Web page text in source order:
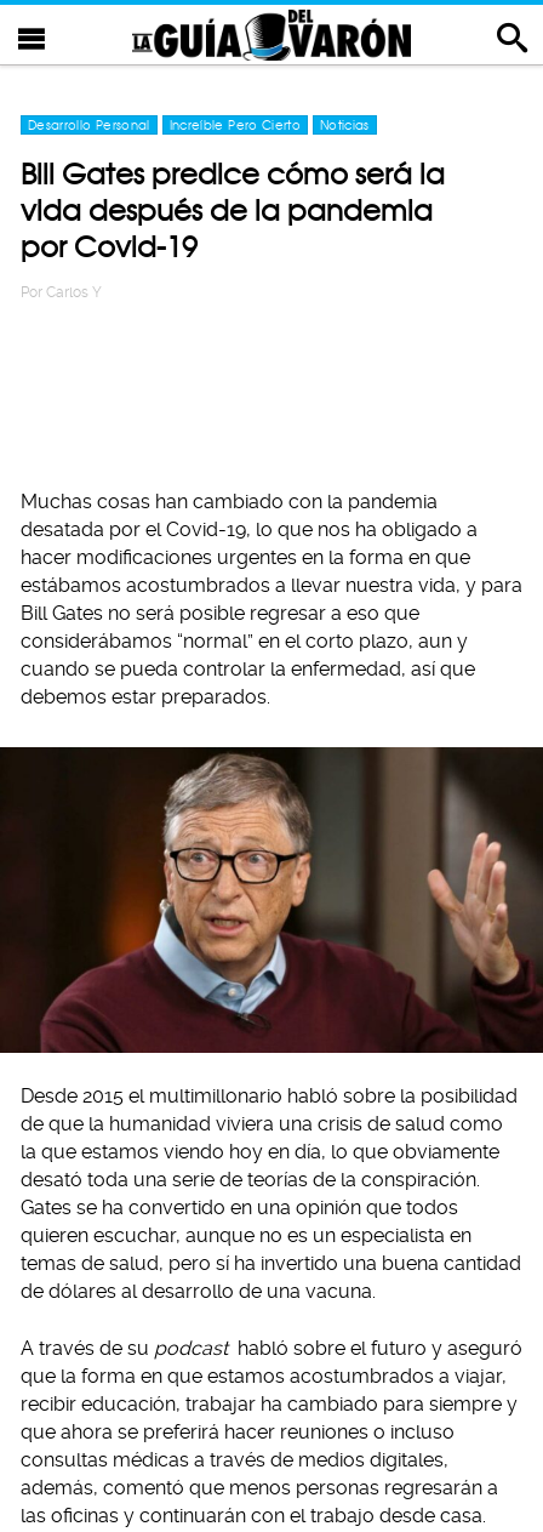
Desarrollo Personal Increíble Pero Cierto Noticias
Bill Gates predice cómo será la
vida después de la pandemia
por Covid-19
Por Carlos Y
Muchas cosas han cambiado con la pandemia
desatada por el Covid-19, lo que nos ha obligado a
hacer modificaciones urgentes en la forma en que
estábamos acostumbrados a llevar nuestra vida, y para
Bill Gates no será posible regresar a eso que
considerábamos “normal” en el corto plazo, aun y
cuando se pueda controlar la enfermedad, así que
debemos estar preparados.
Desde 2015 el multimillonario habló sobre la posibilidad
de que la humanidad viviera una crisis de salud como
la que estamos viendo hoy en día, lo que obviamente
desató toda una serie de teorías de la conspiración.
Gates se ha convertido en una opinión que todos
quieren escuchar, aunque no es un especialista en
temas de salud, pero sí ha invertido una buena cantidad
de dólares al desarrollo de una vacuna.
A través de su podcast habló sobre el futuro y aseguró
que la forma en que estamos acostumbrados a viajar,
recibir educación, trabajar ha cambiado para siempre y
que ahora se preferirá hacer reuniones o incluso
consultas médicas a través de medios digitales,
además, comentó que menos personas regresarán a
las oficinas y continuarán con el trabajo desde casa.